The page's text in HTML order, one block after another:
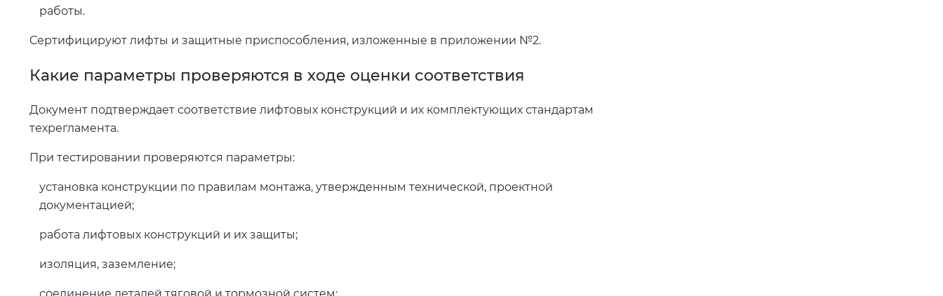
работы.
Сертифицируют лифты и защитные приспособления, изложенные в приложении №2.
Какие параметры проверяются в ходе оценки соответствия
Документ подтверждает соответствие лифтовых конструкций и их комплектующих стандартам
техрегламента.
При тестировании проверяются параметры:
установка конструкции по правилам монтажа, утвержденным технической, проектной
документацией;
работа лифтовых конструкций и их защиты;
изоляция, заземление;